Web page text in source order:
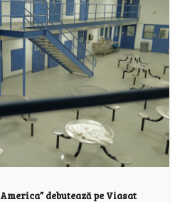
debutează pe Viasat